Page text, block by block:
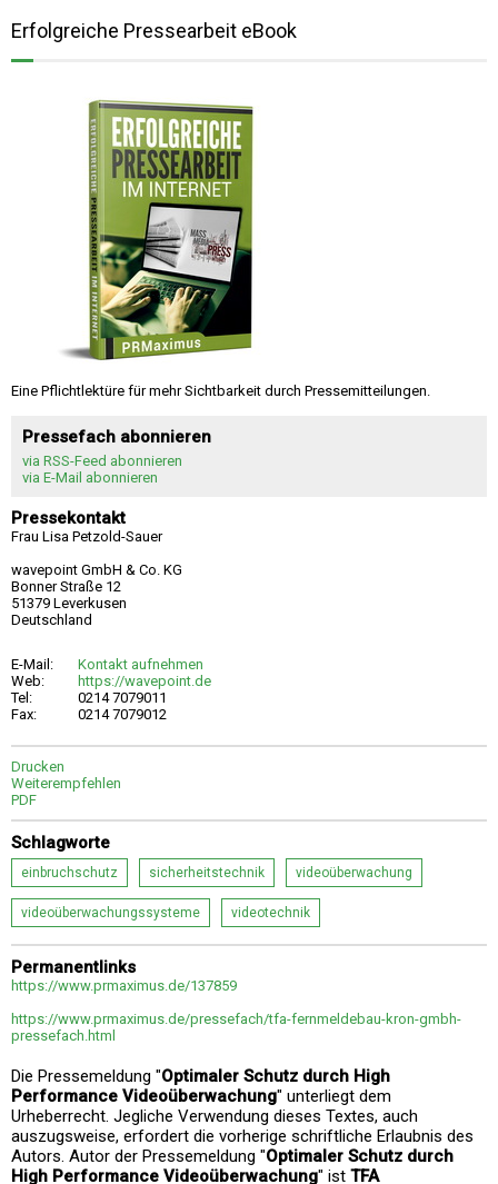
Erfolgreiche Pressearbeit eBook
Eine Pflichtlektüre für mehr Sichtbarkeit durch Pressemitteilungen.
Pressefach abonnieren
via RSS-Feed abonnieren
via E-Mail abonnieren
Pressekontakt
Frau Lisa Petzold-Sauer
wavepoint GmbH & Co. KG
Bonner Straße 12
51379 Leverkusen
Deutschland
E-Mail:
Kontakt aufnehmen
Web:
https://wavepoint.de
Tel:
0214 7079011
Fax:
0214 7079012
Drucken
Weiterempfehlen
PDF
Schlagworte
einbruchschutz sicherheitstechnik videoüberwachung
videoüberwachungssysteme videotechnik
Permanentlinks
https://www.prmaximus.de/137859
https://www.prmaximus.de/pressefach/tfa-fernmeldebau-kron-gmbh-
pressefach.html
Die Pressemeldung "Optimaler Schutz durch High
Performance Videoüberwachung" unterliegt dem
Urheberrecht. Jegliche Verwendung dieses Textes, auch
auszugsweise, erfordert die vorherige schriftliche Erlaubnis des
Autors. Autor der Pressemeldung "Optimaler Schutz durch
High Performance Videoüberwachung" ist TFA